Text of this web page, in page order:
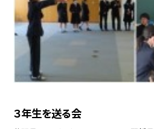
３年生を送る会